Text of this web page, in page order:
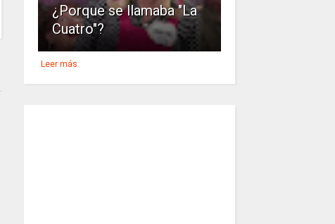
¿Porque se llamaba "La
Cuatro"?
Leer más